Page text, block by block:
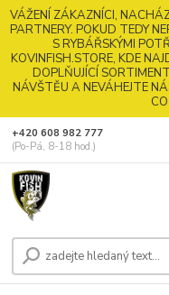
VÁŽENÍ ZÁKAZNÍCI,
PARTNERY. POKUD TEDY
S RYBÁŘSKÝMI
KOVINFISH.STORE, KDE
DOPLŇUJÍCÍ
NÁVŠTĚU A NEVÁHEJTE
+420 608 982 777
(Po-Pá, 8-18 hod.)